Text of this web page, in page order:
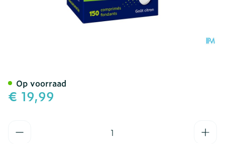
€ 19,99
Op voorraad